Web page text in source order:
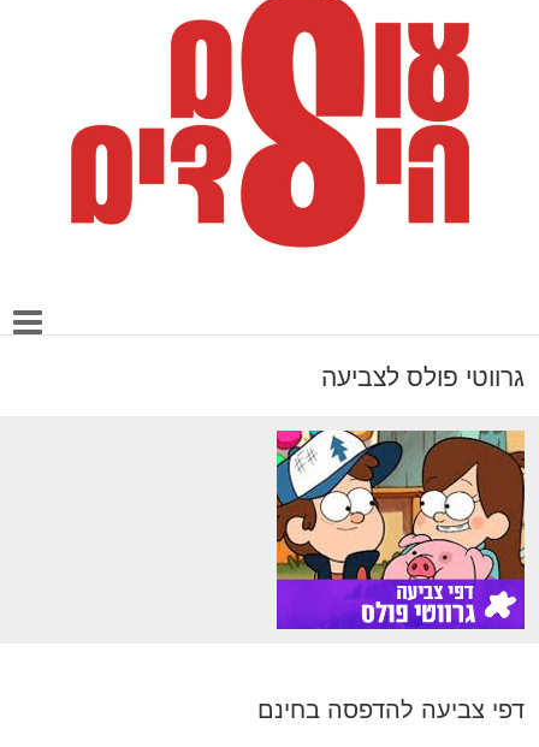
גרווטי פולס לצביעה
דפי צביעה להדפסה בחינם